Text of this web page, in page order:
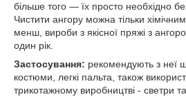
більше того — їх просто необхідно
Чистити ангору можна тільки
менш, вироби з якісної пряжі з
один рік.
Застосування: рекомендують з неї
костюми, легкі пальта, також
трикотажному виробництві - светри